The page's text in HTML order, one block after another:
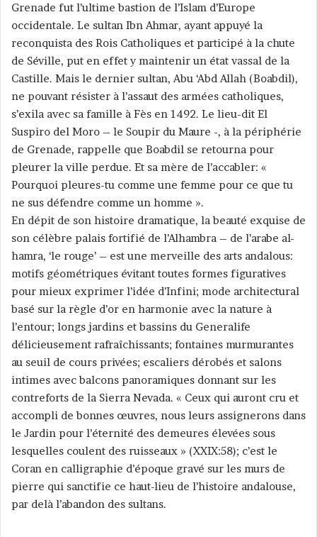
Grenade fut l’ultime bastion de l’Islam d’Europe
occidentale. Le sultan Ibn Ahmar, ayant appuyé la
reconquista des Rois Catholiques et participé à la chute
de Séville, put en effet y maintenir un état vassal de la
Castille. Mais le dernier sultan, Abu ‘Abd Allah (Boabdil),
ne pouvant résister à l’assaut des armées catholiques,
s’exila avec sa famille à Fès en 1492. Le lieu-dit El
Suspiro del Moro – le Soupir du Maure -, à la périphérie
de Grenade, rappelle que Boabdil se retourna pour
pleurer la ville perdue. Et sa mère de l’accabler: «
Pourquoi pleures-tu comme une femme pour ce que tu
ne sus défendre comme un homme ».
En dépit de son histoire dramatique, la beauté exquise de
son célèbre palais fortifié de l’Alhambra – de l’arabe al-
hamra, ‘le rouge’ – est une merveille des arts andalous:
motifs géométriques évitant toutes formes figuratives
pour mieux exprimer l’idée d’Infini; mode architectural
basé sur la règle d’or en harmonie avec la nature à
l’entour; longs jardins et bassins du Generalife
délicieusement rafraîchissants; fontaines murmurantes
au seuil de cours privées; escaliers dérobés et salons
intimes avec balcons panoramiques donnant sur les
contreforts de la Sierra Nevada. « Ceux qui auront cru et
accompli de bonnes œuvres, nous leurs assignerons dans
le Jardin pour l’éternité des demeures élevées sous
lesquelles coulent des ruisseaux » (XXIX:58); c’est le
Coran en calligraphie d’époque gravé sur les murs de
pierre qui sanctifie ce haut-lieu de l’histoire andalouse,
par delà l’abandon des sultans.